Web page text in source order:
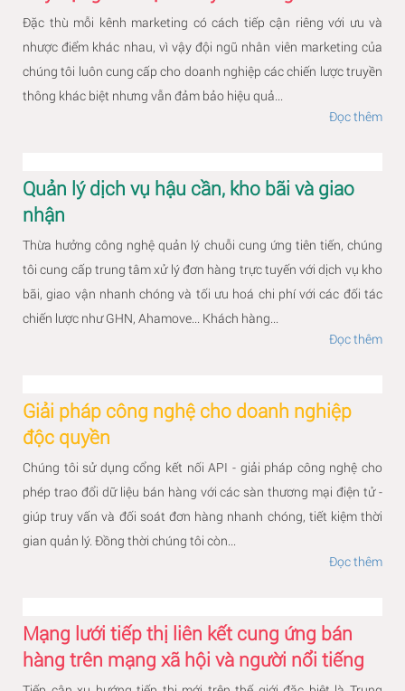
Đặc thù mỗi kênh marketing có cách tiếp cận riêng với ưu và
nhược điểm khác nhau, vì vậy đội ngũ nhân viên marketing của
chúng tôi luôn cung cấp cho doanh nghiệp các chiến lược truyền
thông khác biệt nhưng vẫn đảm bảo hiệu quả...
Đọc thêm
Quản lý dịch vụ hậu cần, kho bãi và giao
nhận
Thừa hưởng công nghệ quản lý chuỗi cung ứng tiên tiến, chúng
tôi cung cấp trung tâm xử lý đơn hàng trực tuyến với dịch vụ kho
bãi, giao vận nhanh chóng và tối ưu hoá chi phí với các đối tác
chiến lược như GHN, Ahamove... Khách hàng...
Đọc thêm
Giải pháp công nghệ cho doanh nghiệp
độc quyền
Chúng tôi sử dụng cổng kết nối API - giải pháp công nghệ cho
phép trao đổi dữ liệu bán hàng với các sàn thương mại điện tử -
giúp truy vấn và đối soát đơn hàng nhanh chóng, tiết kiệm thời
gian quản lý. Đồng thời chúng tôi còn...
Đọc thêm
Mạng lưới tiếp thị liên kết cung ứng bán
hàng trên mạng xã hội và người nổi tiếng